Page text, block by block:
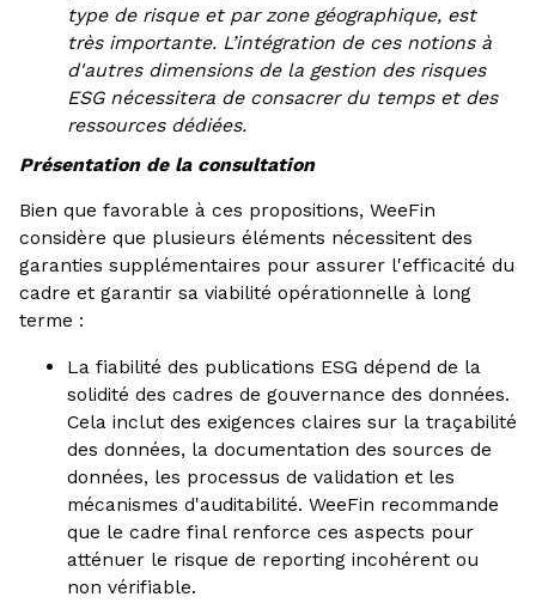
type de risque et par zone géographique, est
très importante. L’intégration de ces notions à
d'autres dimensions de la gestion des risques
ESG nécessitera de consacrer du temps et des
ressources dédiées.
Présentation de la consultation
Bien que favorable à ces propositions, WeeFin
considère que plusieurs éléments nécessitent des
garanties supplémentaires pour assurer l'efficacité du
cadre et garantir sa viabilité opérationnelle à long
terme :
La fiabilité des publications ESG dépend de la
solidité des cadres de gouvernance des données.
Cela inclut des exigences claires sur la traçabilité
des données, la documentation des sources de
données, les processus de validation et les
mécanismes d'auditabilité. WeeFin recommande
que le cadre final renforce ces aspects pour
atténuer le risque de reporting incohérent ou
non vérifiable.